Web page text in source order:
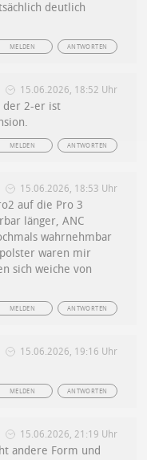
deutlich
ANTWORTEN
MELDEN
15.06.2026, 18:52 Uhr
der 2-er ist
ANTWORTEN
MELDEN
15.06.2026, 18:53 Uhr
auf die Pro 3
länger, ANC
wahrnehmbar
waren mir
sich weiche von
ANTWORTEN
MELDEN
15.06.2026, 19:16 Uhr
ANTWORTEN
MELDEN
15.06.2026, 21:19 Uhr
andere Form und